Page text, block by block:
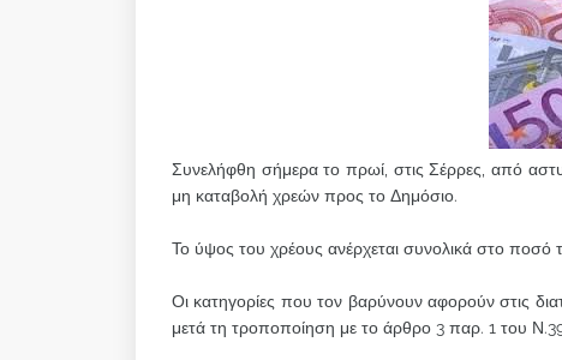
Συνελήφθη σήμερα το πρωί, στις Σέρρες, από
μη καταβολή χρεών προς το Δημόσιο.
Το ύψος του χρέους ανέρχεται συνολικά στο
Οι κατηγορίες που τον βαρύνουν αφορούν στις
μετά τη τροποποίηση με το άρθρο 3 παρ. 1 του